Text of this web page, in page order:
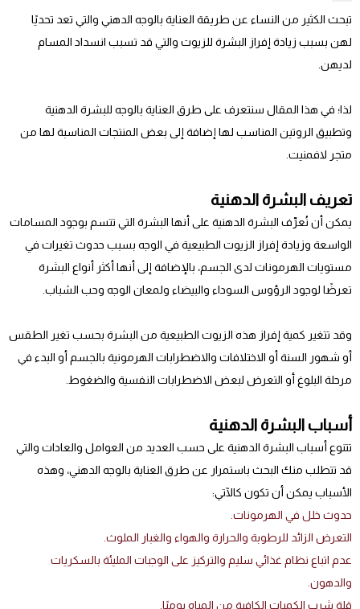
تبحث الكثير من النساء عن طريقة العناية بالوجه الدهني والتي تعد تحديًا
لهن بسبب زيادة إفراز البشرة للزيوت والتي قد تسبب انسداد المسام
لديهن.
لذا؛ في هذا المقال سنتعرف على طرق العناية بالوجه للبشرة الدهنية
وتطبيق الروتين المناسب لها إضافة إلى بعض المنتجات المناسبة لها من
متجر لافمنيت.
تعريف البشرة الدهنية
يمكن أن نُعرِّف البشرة الدهنية على أنها البشرة التي تتسم بوجود المسامات
الواسعة وزيادة إفراز الزيوت الطبيعية في الوجه بسبب حدوث تغيرات في
مستويات الهرمونات لدى الجسم، بالإضافة إلى أنها أكثر أنواع البشرة
تعرضًا لوجود الرؤوس السوداء والبيضاء ولمعان الوجه وحب الشباب.
وقد تتغير كمية إفراز هذه الزيوت الطبيعية من البشرة بحسب تغير الطقس
أو شهور السنة أو الاختلافات والاضطرابات الهرمونية بالجسم أو البدء في
مرحلة البلوغ أو التعرض لبعض الاضطرابات النفسية والضغوط.
أسباب البشرة الدهنية
تتنوع أسباب البشرة الدهنية على حسب العديد من العوامل والعادات والتي
قد تتطلب منك البحث باستمرار عن طرق العناية بالوجه الدهني، وهذه
الأسباب يمكن أن تكون كالآتي:
حدوث خلل في الهرمونات.
التعرض الزائد للرطوبة والحرارة والهواء والغبار الملوث.
عدم اتباع نظام غذائي سليم والتركيز على الوجبات المليئة بالسكريات
والدهون.
قلة شرب الكميات الكافية من المياه يوميًا.